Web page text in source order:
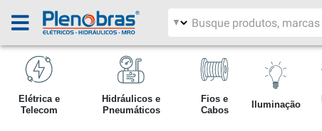
Filtrar por área
Pesquisar produtos
Elétrica e
Telecom
Hidráulicos e
Pneumáticos
Fios e
Cabos
Iluminação